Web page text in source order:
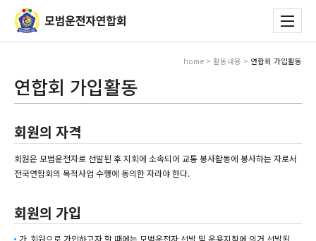
연합회 가입활동
home > 활동내용 > 연합회 가입활동
회원의 자격
회원은 모범운전자로 선발된 후 지회에 소속되어 교통 봉사활동에 봉사하는 자로서
전국연합회의 목적사업 수행에 동의한 자라야 한다.
회원의 가입
가.회원으로 가입하고자 할 때에는 모범운전자 선발 및 운용지침에 의거 선발된